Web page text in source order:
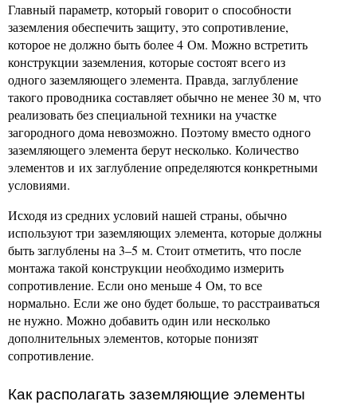
Главный параметр, который говорит о способности
заземления обеспечить защиту, это сопротивление,
которое не должно быть более 4 Ом. Можно встретить
конструкции заземления, которые состоят всего из
одного заземляющего элемента. Правда, заглубление
такого проводника составляет обычно не менее 30 м, что
реализовать без специальной техники на участке
загородного дома невозможно. Поэтому вместо одного
заземляющего элемента берут несколько. Количество
элементов и их заглубление определяются конкретными
условиями.
Исходя из средних условий нашей страны, обычно
используют три заземляющих элемента, которые должны
быть заглублены на 3–5 м. Стоит отметить, что после
монтажа такой конструкции необходимо измерить
сопротивление. Если оно меньше 4 Ом, то все
нормально. Если же оно будет больше, то расстраиваться
не нужно. Можно добавить один или несколько
дополнительных элементов, которые понизят
сопротивление.
Как располагать заземляющие элементы